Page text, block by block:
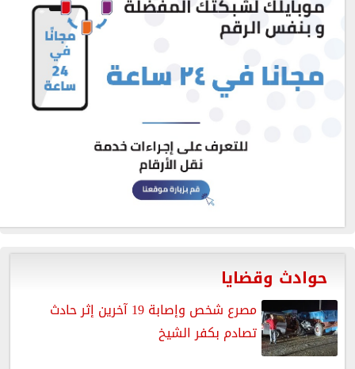
حوادث وقضايا
مصرع شخص وإصابة 19 آخرين إثر حادث
تصادم بكفر الشيخ